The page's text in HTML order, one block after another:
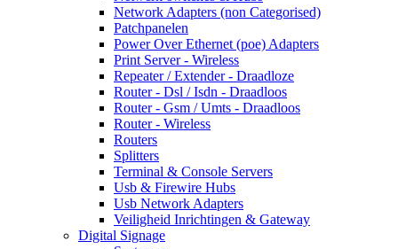
Network Adapters (non Categorised)
Patchpanelen
Power Over Ethernet (poe) Adapters
Print Server - Wireless
Repeater / Extender - Draadloze
Router - Dsl / Isdn - Draadloos
Router - Gsm / Umts - Draadloos
Router - Wireless
Routers
Splitters
Terminal & Console Servers
Usb & Firewire Hubs
Usb Network Adapters
Veiligheid Inrichtingen & Gateway
Digital Signage